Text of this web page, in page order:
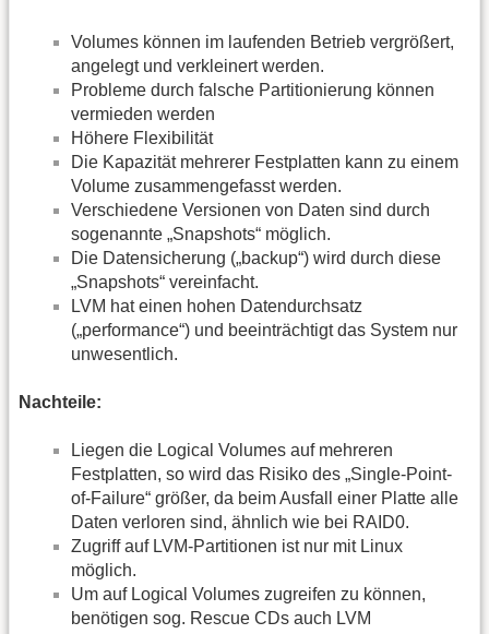
Volumes können im laufenden Betrieb vergrößert,
angelegt und verkleinert werden.
Probleme durch falsche Partitionierung können
vermieden werden
Höhere Flexibilität
Die Kapazität mehrerer Festplatten kann zu einem
Volume zusammengefasst werden.
Verschiedene Versionen von Daten sind durch
sogenannte „Snapshots“ möglich.
Die Datensicherung („backup“) wird durch diese
„Snapshots“ vereinfacht.
LVM hat einen hohen Datendurchsatz
(„performance“) und beeinträchtigt das System nur
unwesentlich.
Nachteile:
Liegen die Logical Volumes auf mehreren
Festplatten, so wird das Risiko des „Single-Point-
of-Failure“ größer, da beim Ausfall einer Platte alle
Daten verloren sind, ähnlich wie bei RAID0.
Zugriff auf LVM-Partitionen ist nur mit Linux
möglich.
Um auf Logical Volumes zugreifen zu können,
benötigen sog. Rescue CDs auch LVM